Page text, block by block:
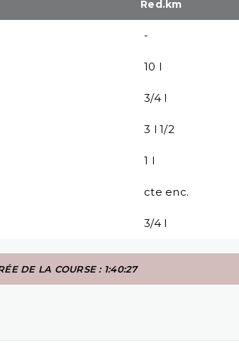
Red.km
-
10 l
3/4 l
3 l 1/2
1 l
cte enc.
3/4 l
DE LA COURSE : 1:40:27